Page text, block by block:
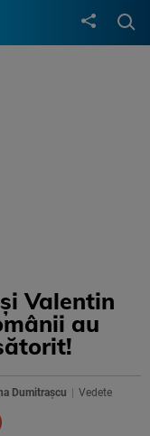
Valentin
au
Dumitrașcu Vedete